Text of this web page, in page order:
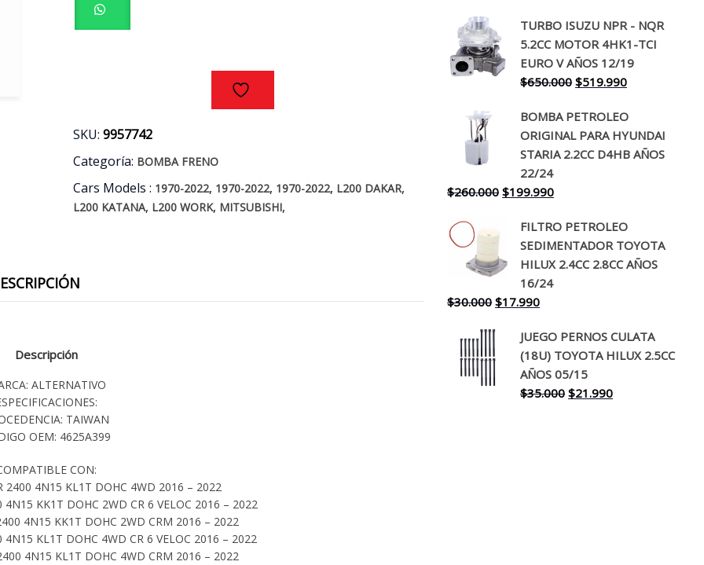
KATANA
SKU:9957742
Categoría: BOMBA FRENO
Cars Models : 1970-2022, 1970-2022, 1970-2022, L200 DAKAR,
L200 KATANA, L200 WORK, MITSUBISHI,
Descripción
ALTERNATIVO
TAIWAN
OEM: 4625A399
CON:
2400 4N15 KL1T DOHC 4WD 2016 – 2022
KK1T DOHC 2WD CR 6 VELOC 2016 – 2022
4N15 KK1T DOHC 2WD CRM 2016 – 2022
KL1T DOHC 4WD CR 6 VELOC 2016 – 2022
4N15 KL1T DOHC 4WD CRM 2016 – 2022
original
era:
$130.000.
actual
es:
$94.990.
TURBO ISUZU NPR - NQR
5.2CC MOTOR 4HK1-TCI
EURO V AÑOS 12/19
$650.000 El
original
era:
$650.000.
$519.990El
actual
es:
$519.990.
BOMBA PETROLEO
ORIGINAL PARA HYUNDAI
STARIA 2.2CC D4HB AÑOS
22/24
$260.000 El
original
era:
$260.000.
$199.990El
actual
es:
$199.990.
FILTRO PETROLEO
SEDIMENTADOR TOYOTA
HILUX 2.4CC 2.8CC AÑOS
16/24
$30.000 El
original
era:
$30.000.
$17.990El
actual
es:
$17.990.
JUEGO PERNOS CULATA
(18U) TOYOTA HILUX 2.5CC
AÑOS 05/15
$35.000 El
$21.990El